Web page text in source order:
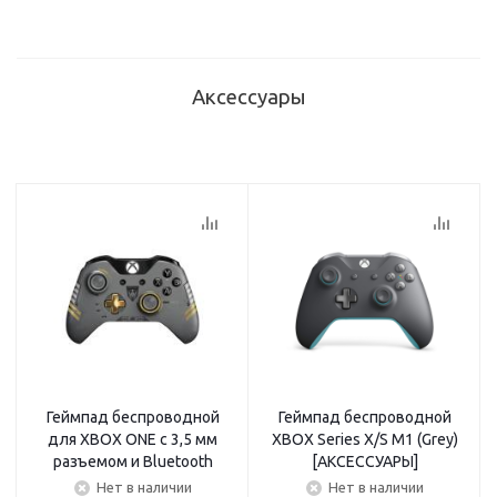
Аксессуары
Геймпад беспроводной
для XBOX ONE с 3,5 мм
разъемом и Bluetooth
(Call of duty: Advanced
Нет в наличии
Геймпад беспроводной
XBOX Series X/S M1 (Grey)
[АКСЕССУАРЫ]
Нет в наличии